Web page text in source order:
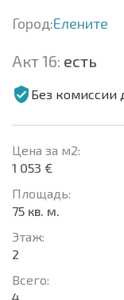
Город:Елените
Акт 16: есть
Без комиссии
Цена за м2:
1 053 €
Площадь:
75 кв. м.
Этаж:
2
Всего:
4